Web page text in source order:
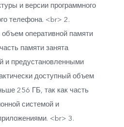
и версии программного
телефона. <br> 2.
оперативной памяти
памяти занята
и предустановленными
доступный объем
256 ГБ, так как часть
системой и
<br> 3.